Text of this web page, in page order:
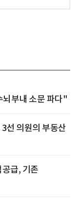
뇌부내 소문 파다"
선 의원의 부동산
급, 기존